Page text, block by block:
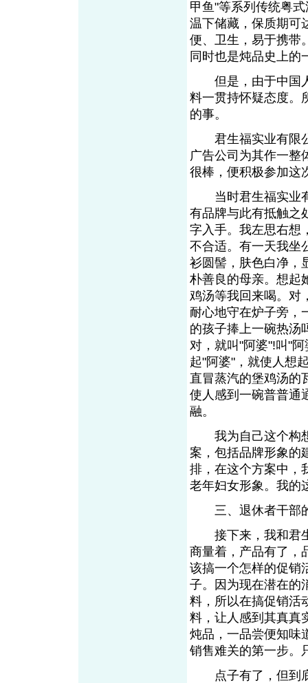
甲鱼"等系列传统粤
温下储藏，保质期可
便、卫生，易于携带
同时也是炖品史上的
但是，由于中国人
料一贯持怀疑态度。
的事。
君生福实业有限公
广告公司为其作一整
很棒，便积极参加这
当时君生福实业有
有品牌与此有抵触之
字入手。我左思右想
不合适。有一天我坐
衫圆髻，肤色白净，
朴善良的母亲。想起
鸡汤等我回来喝。对
耐心地守在炉子旁，
的孩子捧上一碗热汤
对，就叫"阿婆"!叫"
起"阿婆"，就使人想
直冒蒸汽的堡鸡汤的
使人感到一碗普普通
融。
我为自己这个构想
案，包括品牌形象的
排，在这个方案中，
老年妇女形象。我的
三、退休者干部
接下来，我和君生
商量着，产品有了，
该搞一个怎样的促销
子。因为现在潜在的
料，所以在搞促销活
料，让人感到其真真
炖品，一品尝便知味
销售难关的第一步。
点子有了，但到底